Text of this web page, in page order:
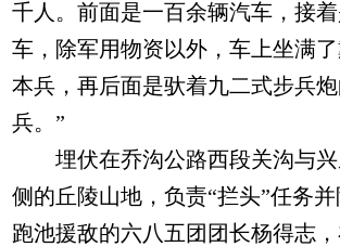
千人。前面是一百余辆汽车，接
车，除军用物资以外，车上坐满
本兵，再后面是驮着九二式步兵
兵。”
埋伏在乔沟公路西段关沟与兴
侧的丘陵山地，负责“拦头”任务
跑池援敌的六八五团团长杨得志